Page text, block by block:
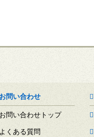
問い合わせ
問い合わせトップ
くある質問